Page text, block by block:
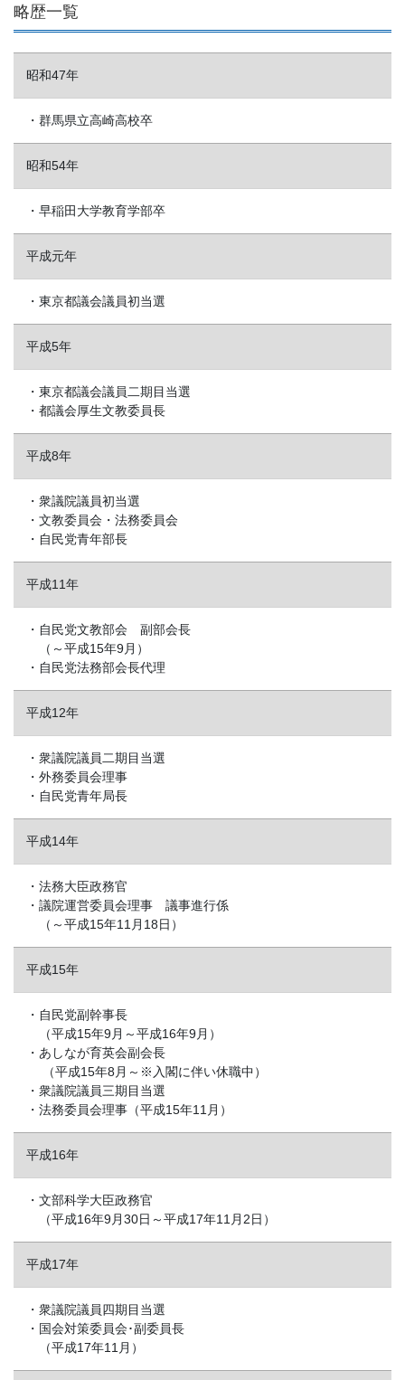
略歴一覧
昭和47年
・群馬県立高崎高校卒
昭和54年
・早稲田大学教育学部卒
平成元年
・東京都議会議員初当選
平成5年
・東京都議会議員二期目当選
・都議会厚生文教委員長
平成8年
・衆議院議員初当選
・文教委員会・法務委員会
・自民党青年部長
平成11年
・自民党文教部会 副部会長
（～平成15年9月）
・自民党法務部会長代理
平成12年
・衆議院議員二期目当選
・外務委員会理事
・自民党青年局長
平成14年
・法務大臣政務官
・議院運営委員会理事 議事進行係
（～平成15年11月18日）
平成15年
・自民党副幹事長
（平成15年9月～平成16年9月）
・あしなが育英会副会長
（平成15年8月～※入閣に伴い休職中）
・衆議院議員三期目当選
・法務委員会理事（平成15年11月）
平成16年
・文部科学大臣政務官
（平成16年9月30日～平成17年11月2日）
平成17年
・衆議院議員四期目当選
・国会対策委員会･副委員長
（平成17年11月）